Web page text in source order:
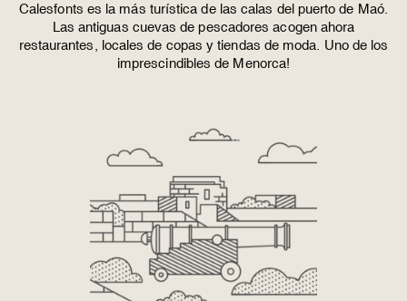
Calesfonts es la más turística de las calas del puerto de Maó.
Las antiguas cuevas de pescadores acogen ahora
restaurantes, locales de copas y tiendas de moda. Uno de los
imprescindibles de Menorca!